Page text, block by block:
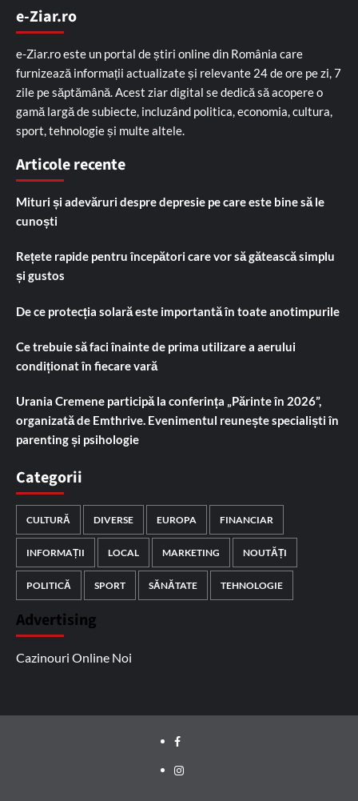
e-Ziar.ro
e-Ziar.ro este un portal de știri online din România care
furnizează informații actualizate și relevante 24 de ore pe zi, 7
zile pe săptămână. Acest ziar digital se dedică să acopere o
gamă largă de subiecte, incluzând politica, economia, cultura,
sport, tehnologie și multe altele.
Articole recente
Mituri și adevăruri despre depresie pe care este bine să le
cunoști
Rețete rapide pentru începători care vor să gătească simplu
și gustos
De ce protecția solară este importantă în toate anotimpurile
Ce trebuie să faci înainte de prima utilizare a aerului
condiționat în fiecare vară
Urania Cremene participă la conferința „Părinte în 2026”,
organizată de Emthrive. Evenimentul reunește specialiști în
parenting și psihologie
Categorii
CULTURĂ DIVERSE EUROPA FINANCIAR
INFORMAȚII LOCAL MARKETING NOUTĂȚI
POLITICĂ SPORT SĂNĂTATE TEHNOLOGIE
Advertising
Cazinouri Online Noi
Facebook
Instagram